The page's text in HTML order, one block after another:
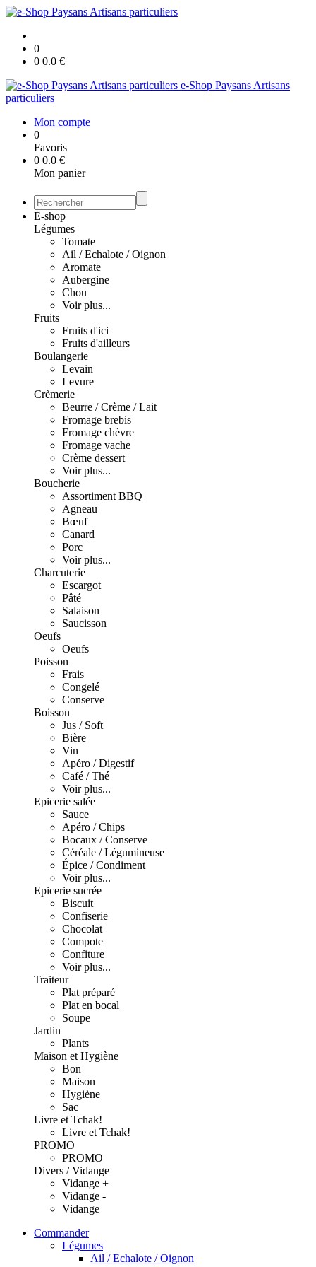
0
0 0.0 €
e-Shop Paysans Artisans
particuliers
Mon compte
0
Favoris
0 0.0 €
Mon panier
E-shop
Légumes
Tomate
Ail / Echalote / Oignon
Aromate
Aubergine
Chou
Voir plus...
Fruits
Fruits d'ici
Fruits d'ailleurs
Boulangerie
Levain
Levure
Crèmerie
Beurre / Crème / Lait
Fromage brebis
Fromage chèvre
Fromage vache
Crème dessert
Voir plus...
Boucherie
Assortiment BBQ
Agneau
Bœuf
Canard
Porc
Voir plus...
Charcuterie
Escargot
Pâté
Salaison
Saucisson
Oeufs
Oeufs
Poisson
Frais
Congelé
Conserve
Boisson
Jus / Soft
Bière
Vin
Apéro / Digestif
Café / Thé
Voir plus...
Epicerie salée
Sauce
Apéro / Chips
Bocaux / Conserve
Céréale / Légumineuse
Épice / Condiment
Voir plus...
Epicerie sucrée
Biscuit
Confiserie
Chocolat
Compote
Confiture
Voir plus...
Traiteur
Plat préparé
Plat en bocal
Soupe
Jardin
Plants
Maison et Hygiène
Bon
Maison
Hygiène
Sac
Livre et Tchak!
Livre et Tchak!
PROMO
PROMO
Divers / Vidange
Vidange +
Vidange -
Vidange
Commander
Légumes
Ail / Echalote / Oignon